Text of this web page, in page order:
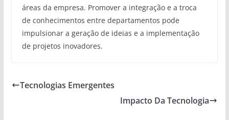
áreas da empresa. Promover a integração e a troca
de conhecimentos entre departamentos pode
impulsionar a geração de ideias e a implementação
de projetos inovadores.
Tecnologias Emergentes
Impacto Da Tecnologia